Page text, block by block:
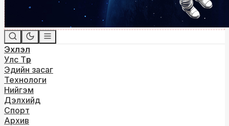
Эхлэл
Улс Төр
Эдийн засаг
Технологи
Нийгэм
Дэлхийд
Спорт
Архив